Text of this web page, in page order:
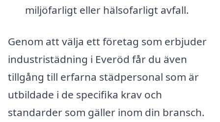
miljöfarligt eller hälsofarligt avfall.
Genom att välja ett företag som erbjuder
industristädning i Everöd får du även
tillgång till erfarna städpersonal som är
utbildade i de specifika krav och
standarder som gäller inom din bransch.